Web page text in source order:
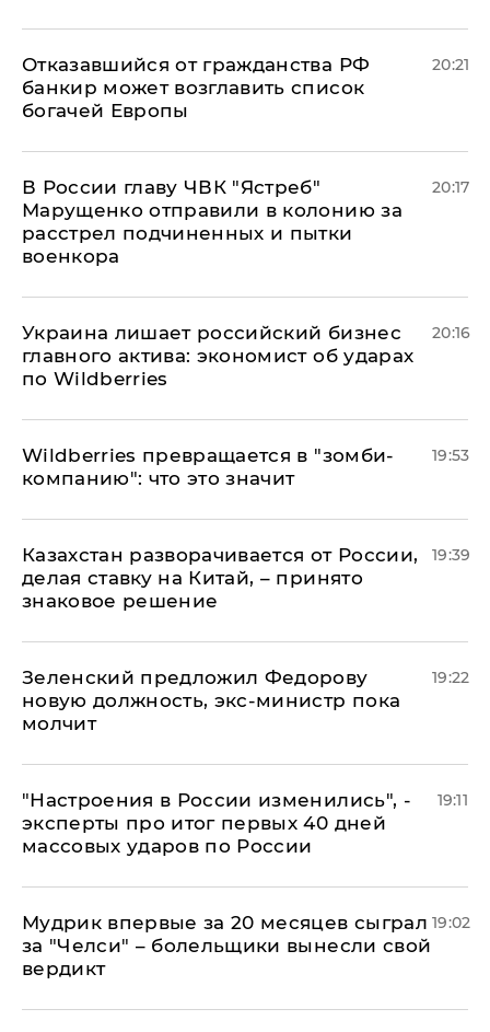
Отказавшийся от гражданства РФ
банкир может возглавить список
богачей Европы
20:21
В России главу ЧВК "Ястреб"
Марущенко отправили в колонию за
расстрел подчиненных и пытки
военкора
20:17
​Украина лишает российский бизнес
главного актива: экономист об ударах
по Wildberries
20:16
Wildberries превращается в "зомби-
компанию": что это значит
19:53
Казахстан разворачивается от России,
делая ставку на Китай, – принято
знаковое решение
19:39
Зеленский предложил Федорову
новую должность, экс-министр пока
молчит
19:22
"Настроения в России изменились", -
эксперты про итог первых 40 дней
массовых ударов по России
19:11
Мудрик впервые за 20 месяцев сыграл
за "Челси" – болельщики вынесли свой
вердикт
19:02